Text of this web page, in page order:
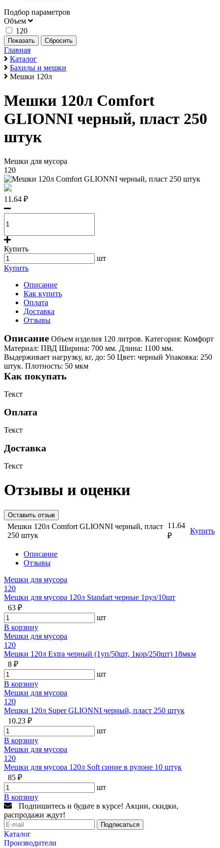
Подбор параметров
Объем
120
Главная
Каталог
Бахилы и мешки
Мешки 120л
Мешки 120л Comfort
GLIONNI черный, пласт 250
штук
Мешки для мусора
120
11.64 ₽
Купить
шт
Купить
Описание
Как купить
Оплата
Доставка
Отзывы
Описание Объем изделия 120 литров. Категория: Комфорт
Материал: ПВД Ширина: 700 мм. Длина: 1100 мм.
Выдерживает нагрузку, кг, до: 50 Цвет: черный Упаковка: 250
штук. Плотность: 50 мкм
Как покупать
Текст
Оплата
Текст
Доставка
Текст
Отзывы и оценки
Оставить отзыв
Мешки 120л Comfort GLIONNI черный, пласт
250 штук
11.64
₽
Купить
Описание
Отзывы
Мешки для мусора
120
Мешки для мусора 120л Standart черные 1рул/10шт
63 ₽
шт
В корзину
Мешки для мусора
120
Мешки 120л Extra черный (1уп/50шт, 1кор/250шт) 18мкм
8 ₽
шт
В корзину
Мешки для мусора
120
Мешки 120л Super GLIONNI черный, пласт 250 штук
10.23 ₽
шт
В корзину
Мешки для мусора
120
Мешки для мусора 120л Soft синие в рулоне 10 штук
85 ₽
шт
В корзину
Подпишитесь и будьте в курсе! Акции, скидки,
распродажи ждут!
Подписаться
Каталог
Производители